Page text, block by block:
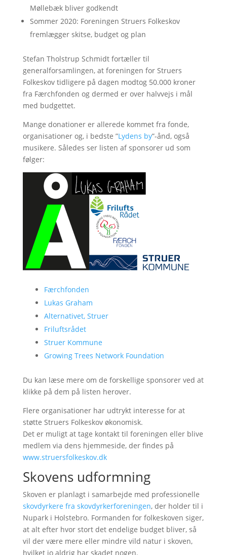
Møllebæk bliver godkendt
Sommer 2020: Foreningen Struers Folkeskov
fremlægger skitse, budget og plan
Stefan Tholstrup Schmidt fortæller til
generalforsamlingen, at foreningen for Struers
Folkeskov tidligere på dagen modtog 50.000 kroner
fra Færchfonden og dermed er over halvvejs i mål
med budgettet.
Mange donationer er allerede kommet fra fonde,
organisationer og, i bedste ”Lydens by”-ånd, også
musikere. Således ser listen af sponsorer ud som
følger:
Færchfonden
Lukas Graham
Alternativet, Struer
Friluftsrådet
Struer Kommune
Growing Trees Network Foundation
Du kan læse mere om de forskellige sponsorer ved at
klikke på dem på listen herover.
Flere organisationer har udtrykt interesse for at
støtte Struers Folkeskov økonomisk.
Det er muligt at tage kontakt til foreningen eller blive
medlem via dens hjemmeside, der findes på
www.struersfolkeskov.dk
Skovens udformning
Skoven er planlagt i samarbejde med professionelle
skovdyrkere fra skovdyrkerforeningen, der holder til i
Nupark i Holstebro. Formanden for folkeskoven siger,
at alt efter hvor stort det endelige budget bliver, så
vil der være mere eller mindre vild natur i skoven,
hvilket jo aldrig har skadet nogen.